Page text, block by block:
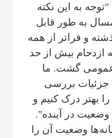
به این نکته
به طور قابل
و فراتر از همه
ازدحام بیش از حد
گشت. ما
جزئیات بررسی
بهتر درک کنیم و
وضعیت در آینده".
وضعیت آن را